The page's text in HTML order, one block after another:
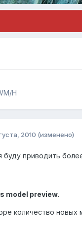
H
2010 (изменено)
буду приводить
model preview.
количество новых